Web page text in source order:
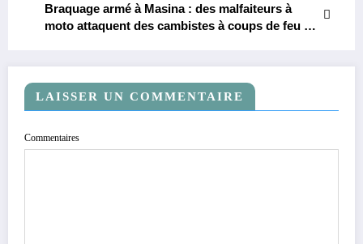
Braquage armé à Masina : des malfaiteurs à
moto attaquent des cambistes à coups de feu et
LAISSER UN COMMENTAIRE
Commentaires